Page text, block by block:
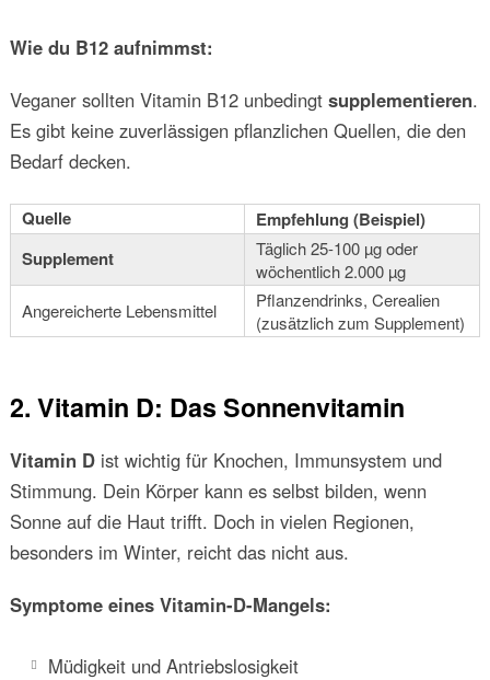
Wie du B12 aufnimmst:
Veganer sollten Vitamin B12 unbedingt supplementieren.
Es gibt keine zuverlässigen pflanzlichen Quellen, die den
Bedarf decken.
Quelle
Empfehlung (Beispiel)
Supplement
Täglich 25-100 µg oder
wöchentlich 2.000 µg
Angereicherte Lebensmittel
Pflanzendrinks, Cerealien
(zusätzlich zum Supplement)
2. Vitamin D: Das Sonnenvitamin
Vitamin Dist wichtig für Knochen, Immunsystem und
Stimmung. Dein Körper kann es selbst bilden, wenn
Sonne auf die Haut trifft. Doch in vielen Regionen,
besonders im Winter, reicht das nicht aus.
Symptome eines Vitamin-D-Mangels:
Müdigkeit und Antriebslosigkeit